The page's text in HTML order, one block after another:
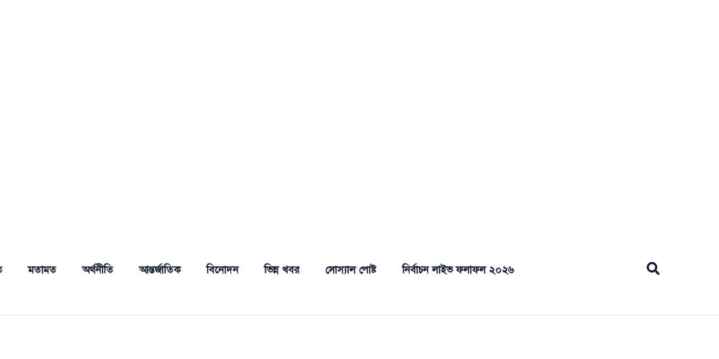
মতামত অর্থনীতি আন্তর্জাতিক বিনোদন ভিন্ন খবর সোস্যাল পোষ্ট নির্বাচন লাইভ ফলাফল ২০২৬ Search